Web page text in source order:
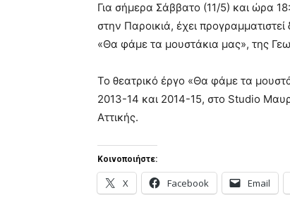
Για σήμερα Σάββατο (11/5) και ώρα
στην Παροικιά, έχει
«Θα φάμε τα μουστάκια μας», της
Το θεατρικό έργο «Θα φάμε τα
2013-14 και 2014-15, στο Studio
Αττικής.
Κοινοποιήστε:
X Facebook Email